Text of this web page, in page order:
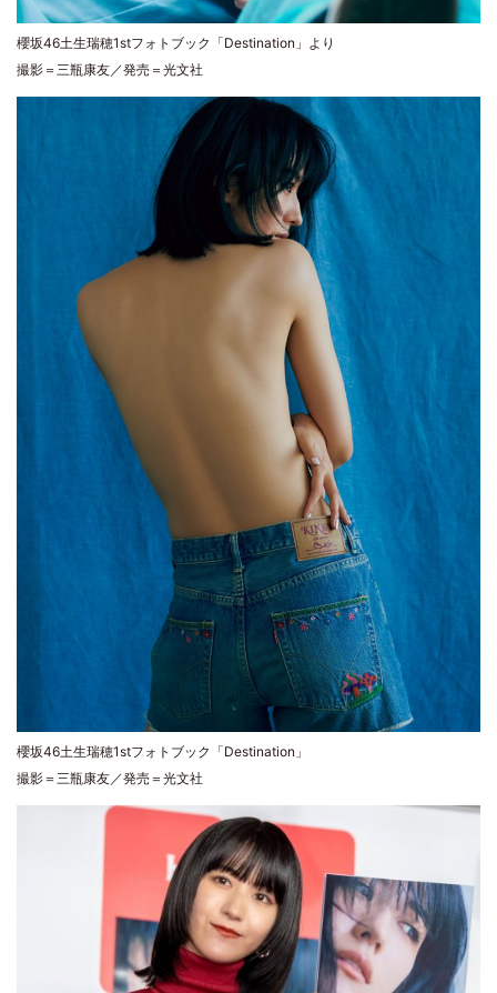
櫻坂46土生瑞穂1stフォトブック「Destination」より
撮影＝三瓶康友／発売＝光文社
櫻坂46土生瑞穂1stフォトブック「Destination」
撮影＝三瓶康友／発売＝光文社